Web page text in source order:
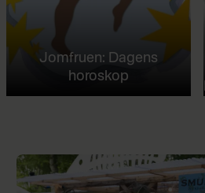
Jomfruen: Dagens
horoskop